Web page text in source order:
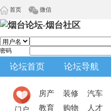
首页 微信
密码
论坛首页 论坛导航
房产 装修 汽车
教育
购物 人才